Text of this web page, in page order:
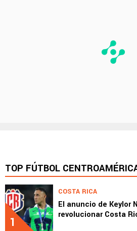
TOP FÚTBOL
1
COSTA RICA
El anuncio de Keylor
revolucionar Costa